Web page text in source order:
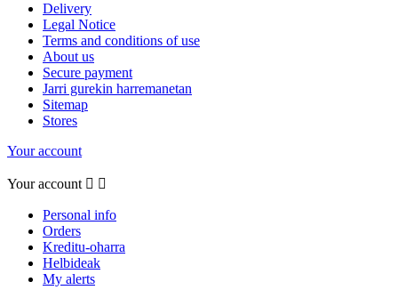
Delivery
Legal Notice
Terms and conditions of use
About us
Secure payment
Jarri gurekin harremanetan
Sitemap
Stores
Your account
Your account  
Personal info
Orders
Kreditu-oharra
Helbideak
My alerts